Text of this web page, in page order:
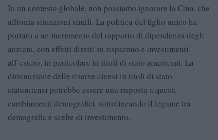
In un contesto globale, non possiamo ignorare la Cina, che
affronta situazioni simili. La politica del figlio unico ha
portato a un incremento del rapporto di dipendenza degli
anziani, con effetti diretti su risparmio e investimenti
all’estero, in particolare in titoli di stato americani. La
diminuzione delle riserve cinesi in titoli di stato
statunitensi potrebbe essere una risposta a questi
cambiamenti demografici, sottolineando il legame tra
demografia e scelte di investimento.